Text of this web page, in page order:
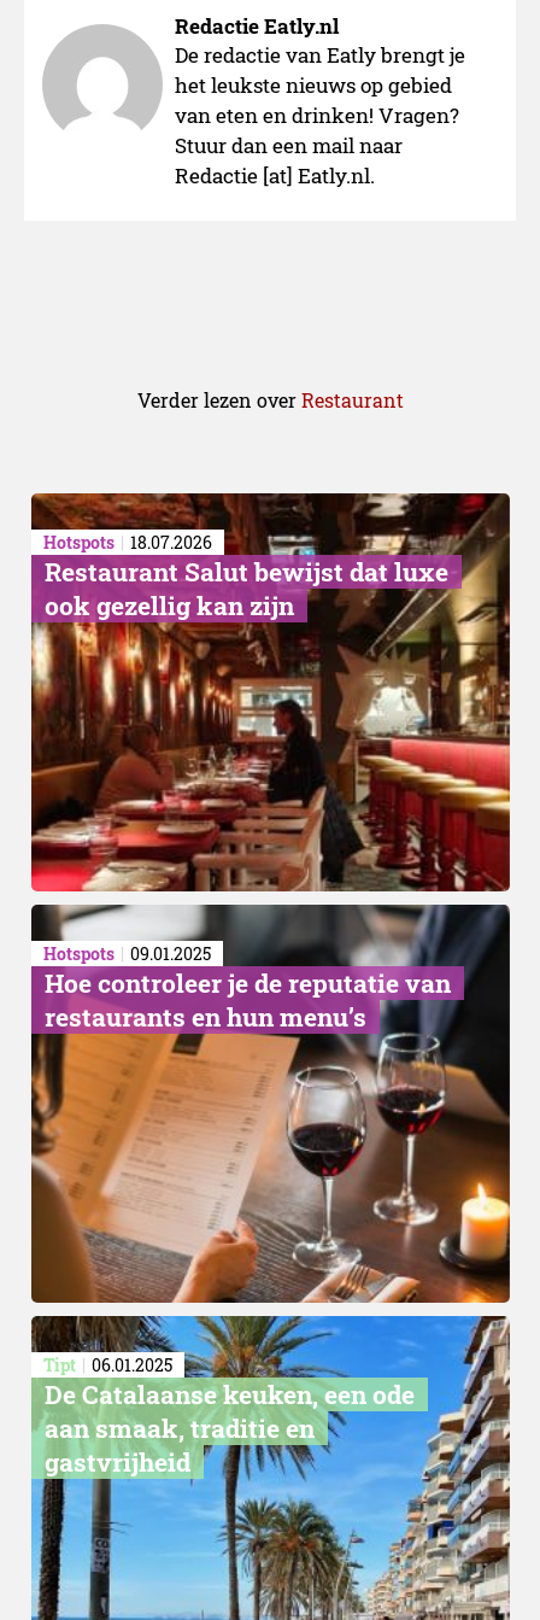
Circulair varkenshouden
Redactie Eatly.nl
De redactie van Eatly brengt je
het leukste nieuws op gebied
van eten en drinken! Vragen?
Stuur dan een mail naar
Redactie [at] Eatly.nl.
Verder lezen overRestaurant
Hotspots 18.07.2026
Restaurant Salut bewijst dat luxe
ook gezellig kan zijn
Hotspots 09.01.2025
Hoe controleer je de reputatie van
restaurants en hun menu’s
Tipt 06.01.2025
De Catalaanse keuken, een ode
aan smaak, traditie en
gastvrijheid